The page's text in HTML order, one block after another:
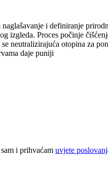
i definiranje
izgleda. Proces počinje
neutralizirajuća otopina za
daje puniji
i prihvaćam uvjete